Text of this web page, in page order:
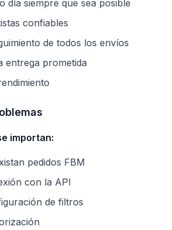
día siempre que sea posible
confiables
de todos los envíos
entrega prometida
importan:
pedidos FBM
con la API
de filtros